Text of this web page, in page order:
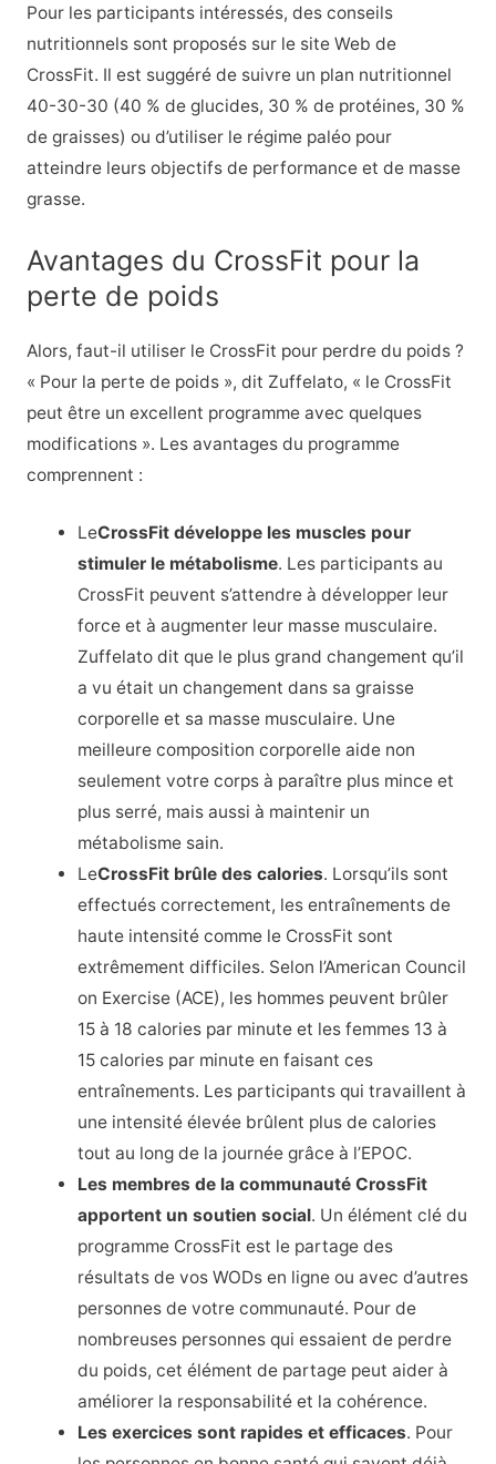
Pour les participants intéressés, des conseils
nutritionnels sont proposés sur le site Web de
CrossFit. Il est suggéré de suivre un plan nutritionnel
40-30-30 (40 % de glucides, 30 % de protéines, 30 %
de graisses) ou d’utiliser le régime paléo pour
atteindre leurs objectifs de performance et de masse
grasse.
Avantages du CrossFit pour la
perte de poids
Alors, faut-il utiliser le CrossFit pour perdre du poids ?
« Pour la perte de poids », dit Zuffelato, « le CrossFit
peut être un excellent programme avec quelques
modifications ». Les avantages du programme
comprennent :
LeCrossFit développe les muscles pour
stimuler le métabolisme. Les participants au
CrossFit peuvent s’attendre à développer leur
force et à augmenter leur masse musculaire.
Zuffelato dit que le plus grand changement qu’il
a vu était un changement dans sa graisse
corporelle et sa masse musculaire. Une
meilleure composition corporelle aide non
seulement votre corps à paraître plus mince et
plus serré, mais aussi à maintenir un
métabolisme sain.
LeCrossFit brûle des calories. Lorsqu’ils sont
effectués correctement, les entraînements de
haute intensité comme le CrossFit sont
extrêmement difficiles. Selon l’American Council
on Exercise (ACE), les hommes peuvent brûler
15 à 18 calories par minute et les femmes 13 à
15 calories par minute en faisant ces
entraînements. Les participants qui travaillent à
une intensité élevée brûlent plus de calories
tout au long de la journée grâce à l’EPOC.
Les membres de la communauté CrossFit
apportent un soutien social. Un élément clé du
programme CrossFit est le partage des
résultats de vos WODs en ligne ou avec d’autres
personnes de votre communauté. Pour de
nombreuses personnes qui essaient de perdre
du poids, cet élément de partage peut aider à
améliorer la responsabilité et la cohérence.
Les exercices sont rapides et efficaces. Pour